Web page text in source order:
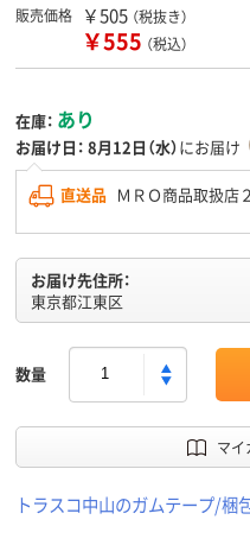
販売価格 ￥505 （税抜き）
￥555 （税込）
在庫： あり
お届け日： 8月12日（水）にお届け
直送品 ＭＲＯ商品取扱店２
お届け先住所：
東京都江東区
数量
マイ
トラスコ中山のガムテープ/梱